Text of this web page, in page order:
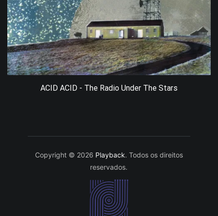
ACID ACID - The Radio Under The Stars
Copyright © 2026 Playback. Todos os direitos
reservados.